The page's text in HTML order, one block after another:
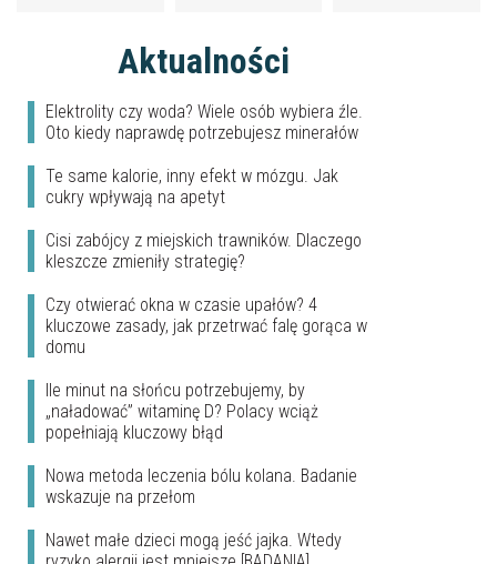
Aktualności
Elektrolity czy woda? Wiele osób wybiera źle.
Oto kiedy naprawdę potrzebujesz minerałów
Te same kalorie, inny efekt w mózgu. Jak
cukry wpływają na apetyt
Cisi zabójcy z miejskich trawników. Dlaczego
kleszcze zmieniły strategię?
Czy otwierać okna w czasie upałów? 4
kluczowe zasady, jak przetrwać falę gorąca w
domu
Ile minut na słońcu potrzebujemy, by
„naładować” witaminę D? Polacy wciąż
popełniają kluczowy błąd
Nowa metoda leczenia bólu kolana. Badanie
wskazuje na przełom
Nawet małe dzieci mogą jeść jajka. Wtedy